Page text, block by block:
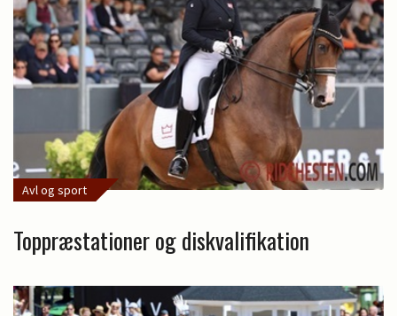
Avl og sport
Toppræstationer og diskvalifikation